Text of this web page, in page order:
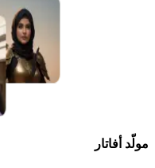
مولّد أفاتار